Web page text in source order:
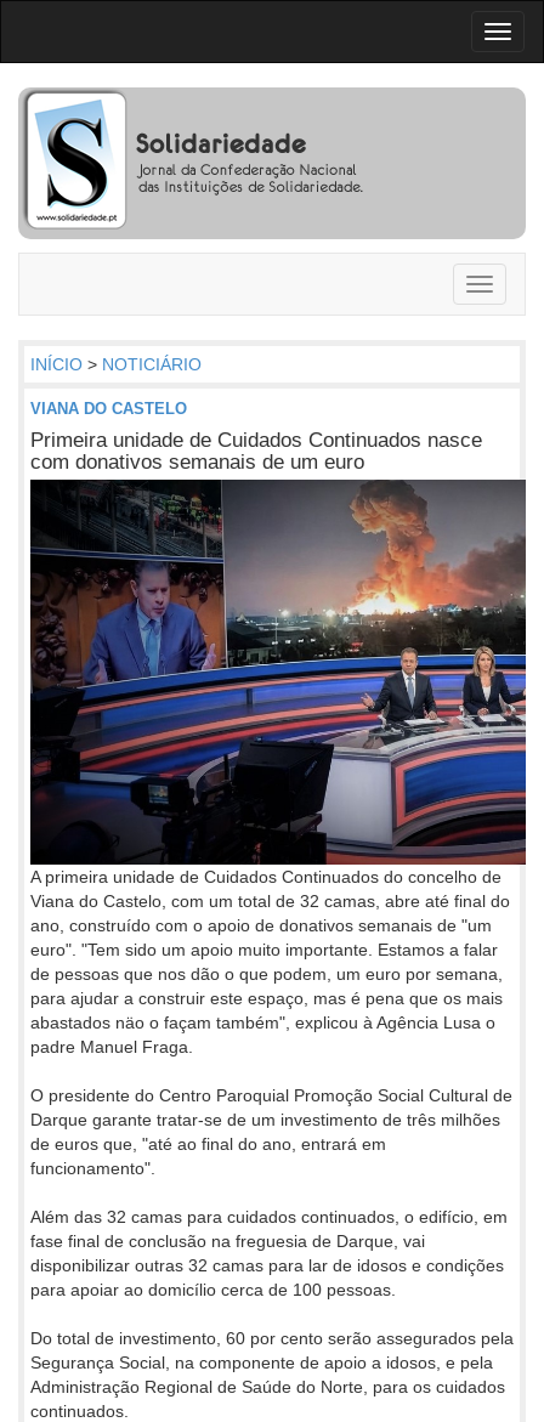
Toggle
INÍCIO > NOTICIÁRIO
VIANA DO CASTELO
Primeira unidade de Cuidados Continuados nasce
com donativos semanais de um euro
A primeira unidade de Cuidados Continuados do concelho de
Viana do Castelo, com um total de 32 camas, abre até final do
ano, construído com o apoio de donativos semanais de "um
euro". "Tem sido um apoio muito importante. Estamos a falar
de pessoas que nos dão o que podem, um euro por semana,
para ajudar a construir este espaço, mas é pena que os mais
abastados näo o façam também", explicou à Agência Lusa o
padre Manuel Fraga.
O presidente do Centro Paroquial Promoção Social Cultural de
Darque garante tratar-se de um investimento de três milhões
de euros que, "até ao final do ano, entrará em
funcionamento".
Além das 32 camas para cuidados continuados, o edifício, em
fase final de conclusão na freguesia de Darque, vai
disponibilizar outras 32 camas para lar de idosos e condições
para apoiar ao domicílio cerca de 100 pessoas.
Do total de investimento, 60 por cento serão assegurados pela
Segurança Social, na componente de apoio a idosos, e pela
Administração Regional de Saúde do Norte, para os cuidados
continuados.